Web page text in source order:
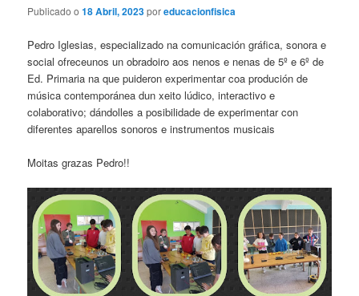
Publicado o18 Abril, 2023poreducacionfisica
Pedro Iglesias, especializado na comunicación gráfica, sonora e
social ofreceunos un obradoiro aos nenos e nenas de 5º e 6º de
Ed. Primaria na que puideron experimentar coa produción de
música contemporánea dun xeito lúdico, interactivo e
colaborativo; dándolles a posibilidade de experimentar con
diferentes aparellos sonoros e instrumentos musicais
Moitas grazas Pedro!!